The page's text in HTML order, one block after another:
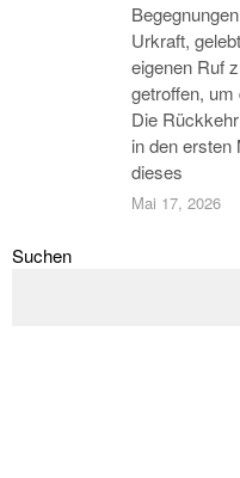
Urkraft,
eigenen Ruf
getroffen, um
Die
in den ersten
dieses
Mai 17, 2026
Suchen